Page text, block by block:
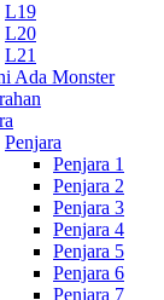
L19
L20
L21
Ada Monster
Penjara
Penjara 1
Penjara 2
Penjara 3
Penjara 4
Penjara 5
Penjara 6
Penjara 7